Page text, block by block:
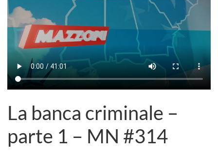
La banca criminale –
parte 1 – MN #314